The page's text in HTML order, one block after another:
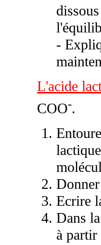
-
L'acide
COO-.
Ecrire
Dans
à